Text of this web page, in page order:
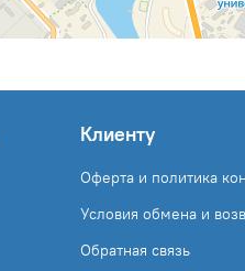
Клиенту
Оферта и политика
Условия обмена и
Обратная связь